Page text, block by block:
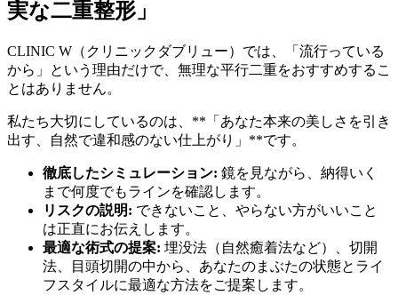
実な二重整形」
CLINIC W（クリニックダブリュー）では、「流行っている
から」という理由だけで、無理な平行二重をおすすめするこ
とはありません。
私たち大切にしているのは、**「あなた本来の美しさを引き
出す、自然で違和感のない仕上がり」**です。
徹底したシミュレーション: 鏡を見ながら、納得いく
まで何度でもラインを確認します。
リスクの説明: できないこと、やらない方がいいこと
は正直にお伝えします。
最適な術式の提案: 埋没法（自然癒着法など）、切開
法、目頭切開の中から、あなたのまぶたの状態とライ
フスタイルに最適な方法をご提案します。